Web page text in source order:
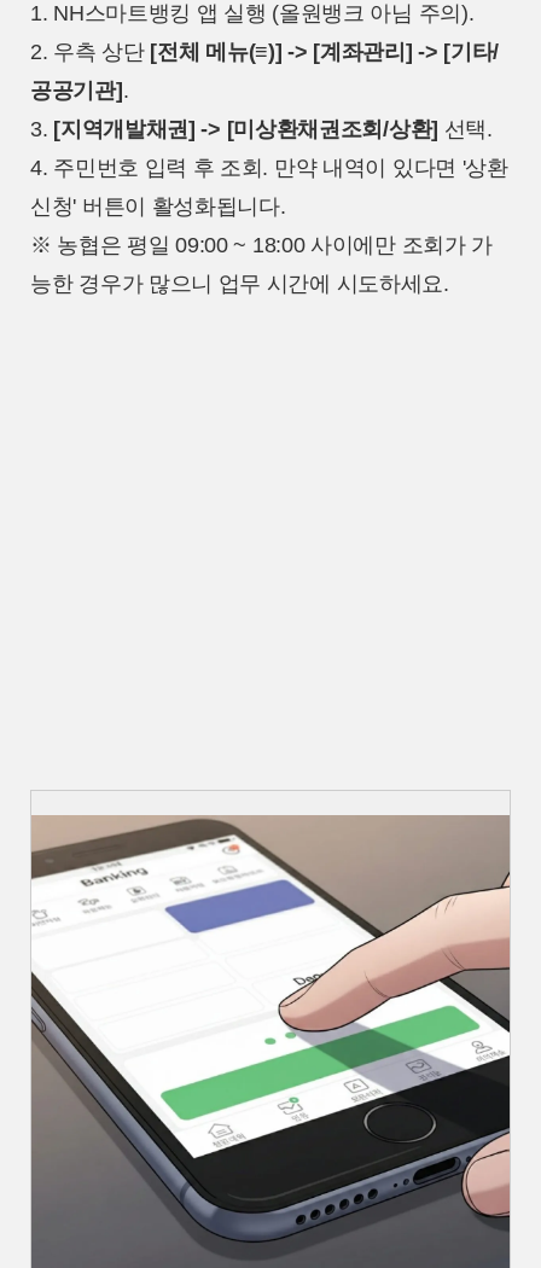
1. NH스마트뱅킹 앱 실행 (올원뱅크 아님 주의).
2. 우측 상단 [전체 메뉴(≡)] -> [계좌관리] -> [기타/
공공기관] .
3. [지역개발채권] -> [미상환채권조회/상환] 선택.
4. 주민번호 입력 후 조회. 만약 내역이 있다면 '상환
신청' 버튼이 활성화됩니다.
※ 농협은 평일 09:00 ~ 18:00 사이에만 조회가 가
능한 경우가 많으니 업무 시간에 시도하세요.